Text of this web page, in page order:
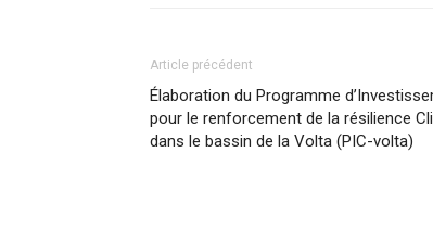
Article précédent
Élaboration du Programme
pour le renforcement de la résilience
dans le bassin de la Volta (PIC-volta)